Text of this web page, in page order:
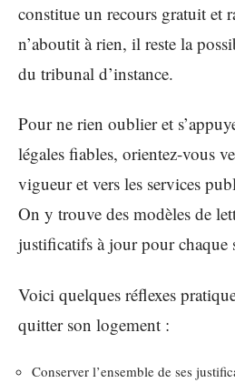
constitue un recours gratuit et
n’aboutit à rien, il reste la
du tribunal d’instance.
Pour ne rien oublier et
légales fiables, orientez-vous
vigueur et vers les services
On y trouve des modèles de
justificatifs à jour pour chaque
Voici quelques réflexes
quitter son logement :
Conserver l’ensemble de ses